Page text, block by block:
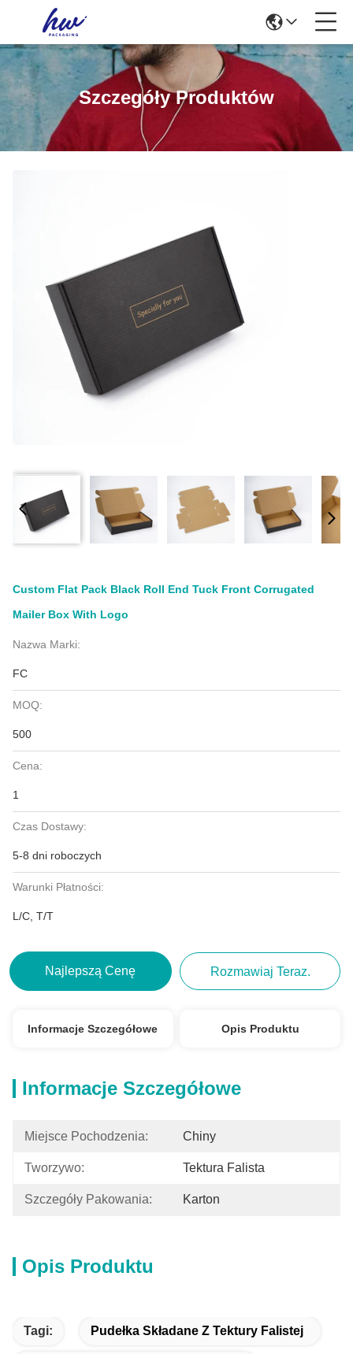
Szczegóły Produktów
Custom Flat Pack Black Roll End Tuck Front Corrugated
Mailer Box With Logo
Nazwa Marki:
FC
MOQ:
500
Cena:
1
Czas Dostawy:
5-8 dni roboczych
Warunki Płatności:
L/C, T/T
Najlepszą Cenę Rozmawiaj Teraz.
Informacje Szczegółowe Opis Produktu
Informacje Szczegółowe
Miejsce Pochodzenia: Chiny
Tworzywo: Tektura Falista
Szczegóły Pakowania: Karton
Opis Produktu
Tagi: Pudełka Składane Z Tektury Falistej